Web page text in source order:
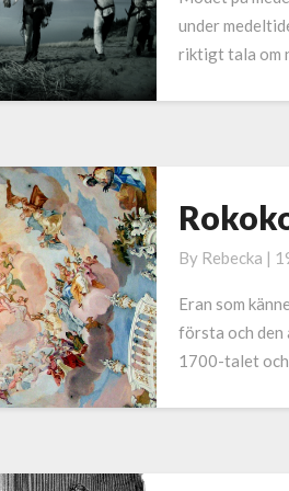
under
riktigt tala om
Rokokon
By Rebecka |
Eran som
första och den
1700-talet